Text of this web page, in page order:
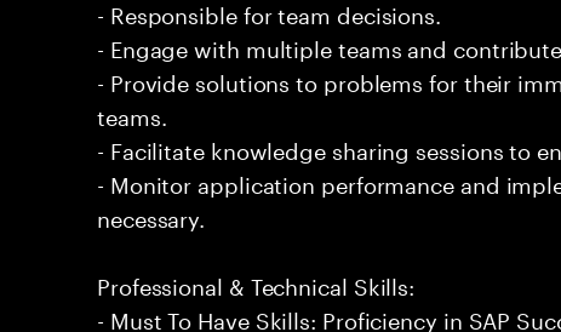
- Responsible for team decisions.
- Engage with multiple teams and
- Provide solutions to problems for their
teams.
- Facilitate knowledge sharing sessions to
- Monitor application performance and
necessary.
Professional & Technical Skills:
- Must To Have Skills: Proficiency in SAP